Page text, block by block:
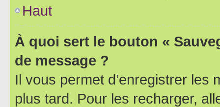
Haut
À quoi sert le bouton «
de message ?
Il vous permet d’enregistrer
plus tard. Pour les recharger,